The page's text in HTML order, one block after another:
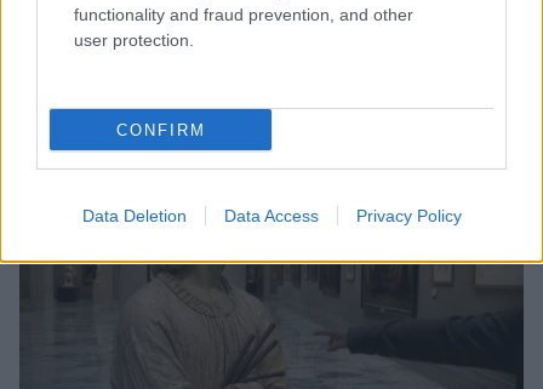
functionality and fraud prevention, and other
user protection.
CONFIRM
Data Deletion Data Access Privacy Policy
Emma trasforma il bikini animalier in un must-have
Cristian Castiglioni · 7 Ago 2026